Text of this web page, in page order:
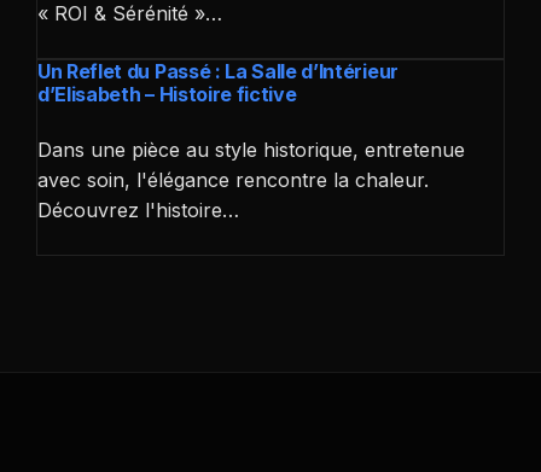
« ROI & Sérénité »…
Un Reflet du Passé : La Salle d’Intérieur
d’Elisabeth – Histoire fictive
Dans une pièce au style historique, entretenue
avec soin, l'élégance rencontre la chaleur.
Découvrez l'histoire…